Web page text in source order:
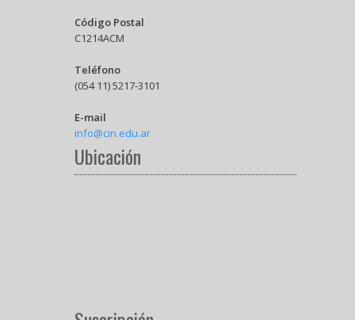
Código Postal
C1214ACM
Teléfono
(054 11) 5217-3101
E-mail
info@cin.edu.ar
Ubicación